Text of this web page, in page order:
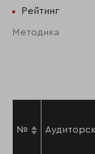
Рейтинг
Методика
№